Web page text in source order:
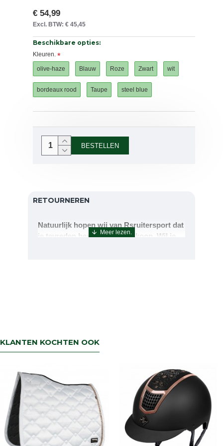
€ 54,99
Excl. BTW: € 45,45
Beschikbare opties:
Kleuren.
olive-haze Blauw Roze Zwart wit
bordeaux rood Taupe steel blue
BESTELLEN
RETOURNEREN
Natuurlijk hopen wij van Rsruitersport dat
je tevreden bent met uw aankoop. Wil je
KLANTEN KOCHTEN OOK